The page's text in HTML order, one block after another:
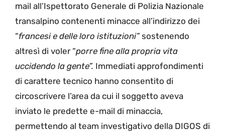
mail all’Ispettorato Generale di Polizia Nazionale
transalpino contenenti minacce all’indirizzo dei
“francesi e delle loro istituzioni”sostenendo
altresì di voler “porre fine alla propria vita
uccidendo la gente”. Immediati approfondimenti
di carattere tecnico hanno consentito di
circoscrivere l’area da cui il soggetto aveva
inviato le predette e-mail di minaccia,
permettendo al team investigativo della DIGOS di